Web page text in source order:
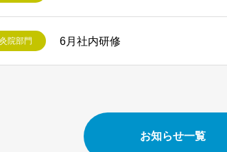
院部門 6月社内研修
お知らせ一覧